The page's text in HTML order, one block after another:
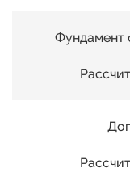
Фундамент